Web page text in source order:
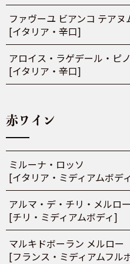
ファヴーユ ビアンコ テアヌ
[イタリア・辛口]
アロイス・ラゲデール・ピ
[イタリア・辛口]
赤ワイン
ミルーナ・ロッソ
[イタリア・ミディアムボデ
アルマ・デ・チリ・メルロー
[チリ・ミディアムボディ]
マルキドボーラン メルロー
[フランス・ミディアムフル